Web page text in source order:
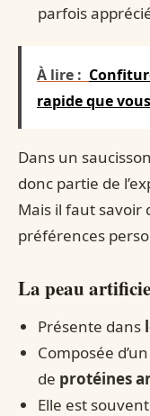
parfois
À lire :
rapide que
Dans un
donc partie de
Mais il faut savoir
préférences
La peau
Présente dans
Composée
de protéines
Elle est souvent